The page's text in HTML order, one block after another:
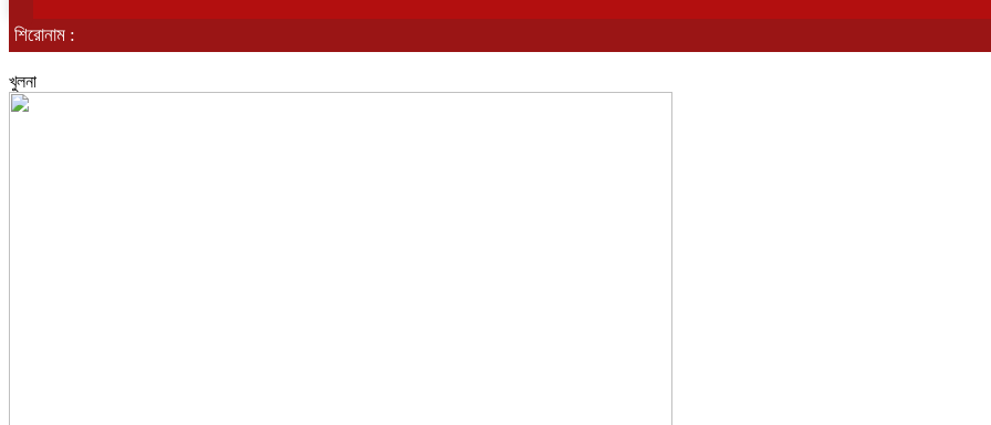
শিরোনাম :
খুলনা